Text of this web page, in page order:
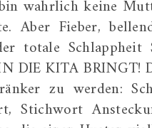
wahrlich keine
Aber Fieber,
totale
DIE KITA BRINGT!
zu werden:
Stichwort